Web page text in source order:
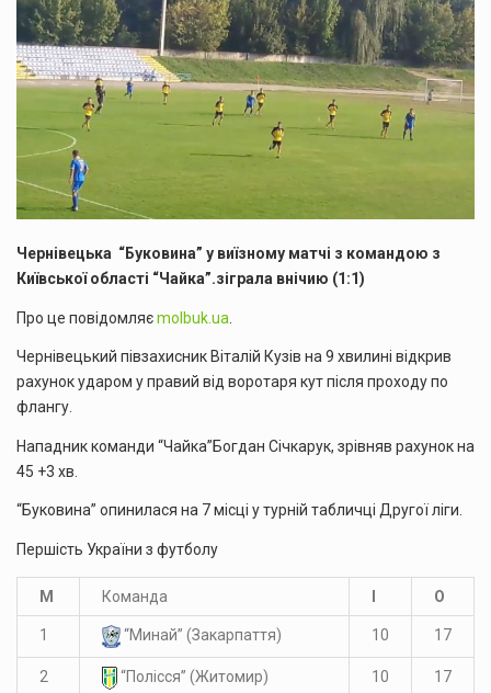
Чернівецька “Буковина” у виїзному матчі з командою з
Київської області “Чайка”.зіграла внічию (1:1)
Про це повідомляєmolbuk.ua
Чернівецький півзахисник Віталій Кузів на 9 хвилині відкрив
рахунок ударом у правий від воротаря кут після проходу по
флангу.
Нападник команди “Чайка”Богдан Січкарук, зрівняв рахунок на
45 +3 хв.
“Буковина” опинилася на 7 місці у турній табличці Другої ліги.
Першість України з футболу
М Команда О
1 “Минай” (Закарпаття) 10 17
2 “Полісся” (Житомир) 10 17